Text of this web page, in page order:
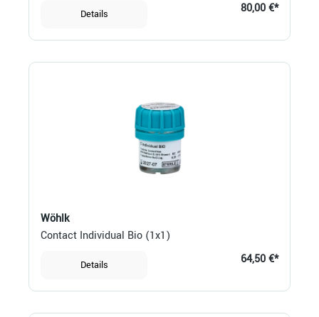
Details 80,00 €*
Wöhlk
Contact Individual Bio (1x1)
Details 64,50 €*